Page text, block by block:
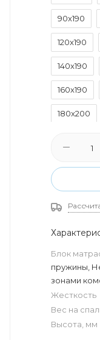
90x190
120x190
140x190
160x190
180x200
Блок
пружины,
зонами
Жесткость
Вес на
Высота, мм